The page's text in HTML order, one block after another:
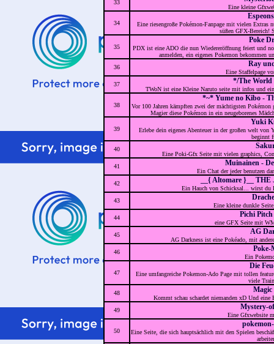
33
Eine kleine
34
Eine riesengroße Pokémon-Fanpage mit vielen
süßen GFX-Bereich!
35
Poke
PDX ist eine ADO die nun Wiedereröffnung feiert und
anmelden, ein eigenes Pokemon bekommen
36
Ray
Eine Staffelpage
37
*/The
TWoN ist eine Kleine Naruto seite mit infos und
38
*~* Yume no Kibo -
Vor 100 Jahren kämpften zwei der mächtigsten Pokémon
Magier diese Pokémon in ein neugeborenes
39
Yuki
Erlebe dein eigenes Abenteuer in der großen welt
beginnt
40
Eine Poki-Gfx Seite mit vielen graphics,
41
Muinainen -
Ein Chat der jeder benutzen
42
__{ Altomare }__
Ein Hauch von Schicksal... wirst du
43
Eine kleine dunkle
44
Pichi
eine GFX Seite mit
45
AG
AG Darkness ist eine Pokéado, mit
46
Poke-
Ein
47
Die
Eine umfangreiche Pokemon-Ado Page mit tollen
viele
48
Kommt schau schardet niemanden xD Und eine
49
Mystery-
Eine Gfxwebsite
50
Eine Seite, die sich hauptsächlich mit den Spielen